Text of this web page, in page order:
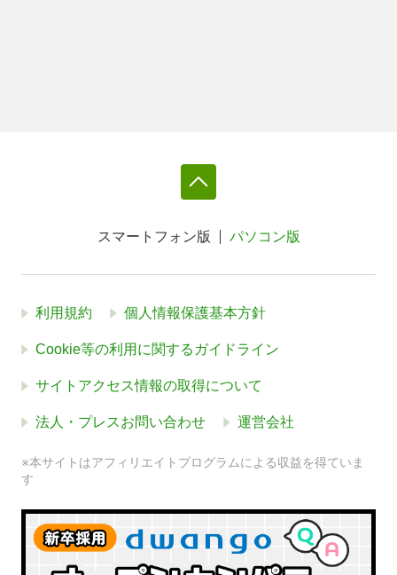
スマートフォン版 パソコン版
利用規約 個人情報保護基本方針
Cookie等の利用に関するガイドライン
サイトアクセス情報の取得について
法人・プレスお問い合わせ 運営会社
※本サイトはアフィリエイトプログラムによる収益を得ていま
す